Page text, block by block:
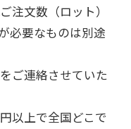
注文数（ロット）
必要なものは別途
ご連絡させていた
以上で全国どこで